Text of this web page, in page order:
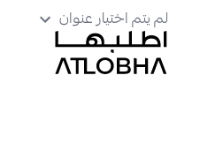
لم يتم اختيار عنوان